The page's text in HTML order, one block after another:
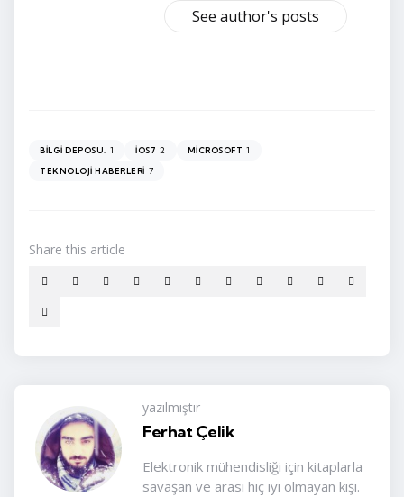
See author's posts
BILGI DEPOSU. 1 IOS7 2 MICROSOFT 1
TEKNOLOJI HABERLERI 7
Share this article
yazılmıştır
Ferhat Çelik
Elektronik mühendisliği için kitaplarla
savaşan ve arası hiç iyi olmayan kişi.